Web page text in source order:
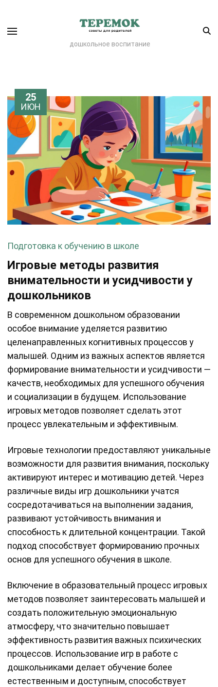
дошкольное воспитание
25
ИЮН
Подготовка к обучению в школе
Игровые методы развития
внимательности и усидчивости у
дошкольников
В современном дошкольном образовании
особое внимание уделяется развитию
целенаправленных когнитивных процессов у
малышей. Одним из важных аспектов является
формирование внимательности и усидчивости —
качеств, необходимых для успешного обучения
и социализации в будущем. Использование
игровых методов позволяет сделать этот
процесс увлекательным и эффективным.
Игровые технологии предоставляют уникальные
возможности для развития внимания, поскольку
активируют интерес и мотивацию детей. Через
различные виды игр дошкольники учатся
сосредотачиваться на выполнении задания,
развивают устойчивость внимания и
способность к длительной концентрации. Такой
подход способствует формированию прочных
основ для успешного обучения в школе.
Включение в образовательный процесс игровых
методов позволяет заинтересовать малышей и
создать положительную эмоциональную
атмосферу, что значительно повышает
эффективность развития важных психических
процессов. Использование игр в работе с
дошкольниками делает обучение более
естественным и доступным, способствует